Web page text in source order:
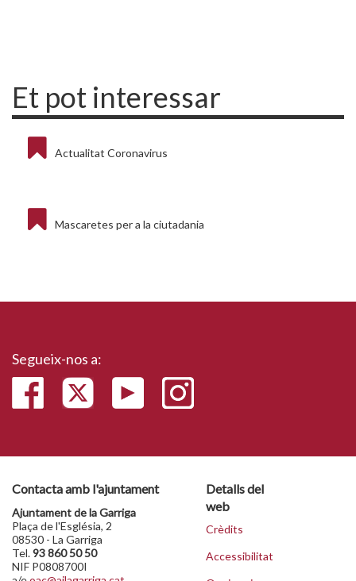
Et pot interessar
Actualitat Coronavirus
Mascaretes per a la ciutadania
Segueix-nos a:
Contacta amb l'ajuntament
Ajuntament de la Garriga
Plaça de l'Església, 2
08530 - La Garriga
Tel.93 860 50 50
NIF P0808700I
Detalls del
web
Crèdits
Accessibilitat